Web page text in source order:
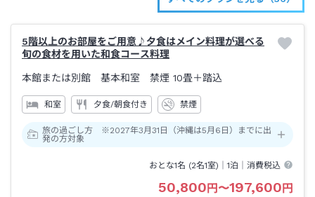
5階以上のお部屋をご用意♪夕食はメイン料理が選べる
旬の食材を用いた和食コース料理
本館または別館 基本和室 禁煙 10畳＋踏込
和室 夕食/朝食付き 禁煙
旅の過ごし方 ※2027年3月31日（沖縄は5月6日）までに出
発の方対象
おとな1名 (2名1室)｜1泊 ｜消費税込
50,800円〜197,600円